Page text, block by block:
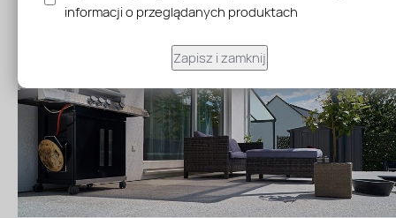
informacji o przeglądanych produktach
Zapisz i zamknij